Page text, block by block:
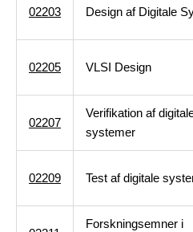
02203 Design af Digitale
02205 VLSI Design
02207
Verifikation af
systemer
02209 Test af digitale
Forskningsemner i